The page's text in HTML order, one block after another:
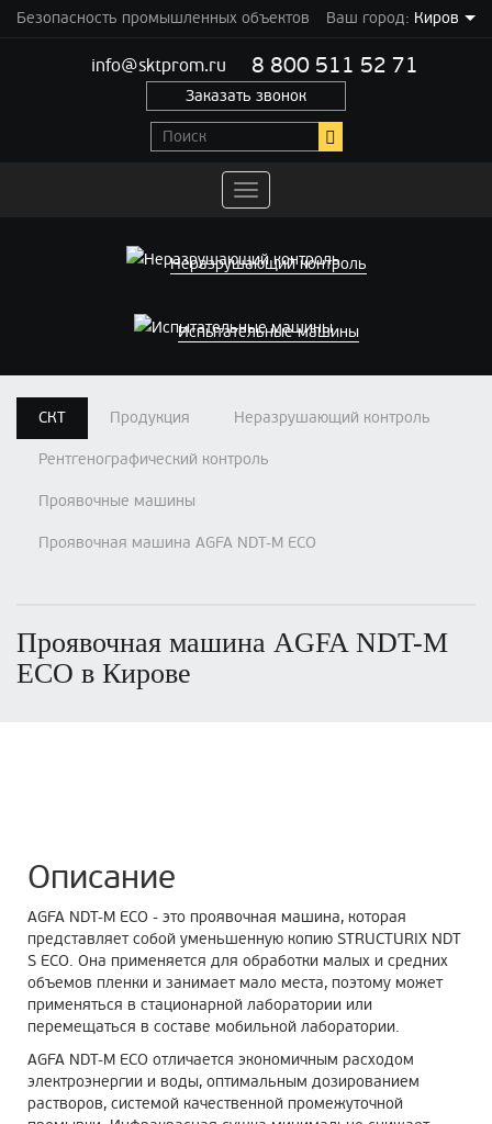
Безопасность промышленных объектов Ваш город: Киров
info@sktprom.ru 8 800 511 52 71
Заказать звонок
Переключить
навигацию
Неразрушающий контроль
Испытательные машины
СКТ Продукция Неразрушающий контроль
Рентгенографический контроль
Проявочные машины
Проявочная машина AGFA NDT-M ECO
Проявочная машина AGFA NDT-M
ECO в Кирове
Описание
AGFA NDT-M ECO - это проявочная машина, которая
представляет собой уменьшенную копию STRUCTURIX NDT
S ECO. Она применяется для обработки малых и средних
объемов пленки и занимает мало места, поэтому может
применяться в стационарной лаборатории или
перемещаться в составе мобильной лаборатории.
AGFA NDT-M ECO отличается экономичным расходом
электроэнергии и воды, оптимальным дозированием
растворов, системой качественной промежуточной